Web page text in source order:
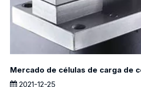
2021-12-25